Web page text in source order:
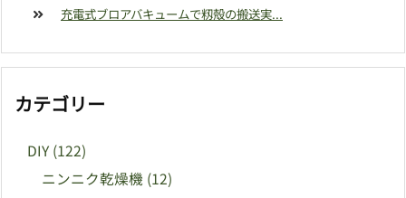
充電式ブロアバキュームで籾殻の搬送実...
カテゴリー
DIY (122)
ニンニク乾燥機 (12)